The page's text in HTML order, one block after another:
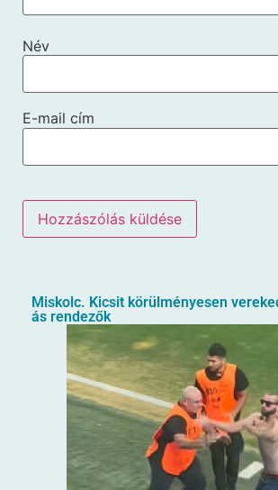
Név
E-mail cím
Miskolc. Kicsit körülményesen
ás rendezők